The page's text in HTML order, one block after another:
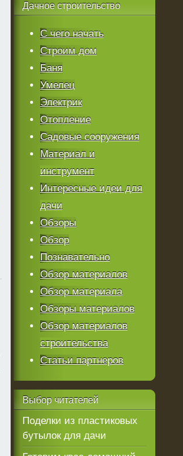
Дачноестроительство
С чего начать
Строим дом
Баня
Умелец
Электрик
Отопление
Садовые сооружения
Материал и
инструмент
Интересные идеи для
дачи
Обзоры
Обзор
Познавательно
Обзор материалов
Обзор материала
Обзоры материалов
Обзор материалов
строительства
Статьи партнеров
Выборчитателей
Поделки из пластиковых
бутылок для дачи